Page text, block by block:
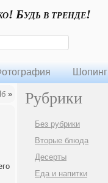
Будь в тренде!
Шопинг
» Рубрики
Без рубрики
Вторые блюда
Десерты
Еда и напитки